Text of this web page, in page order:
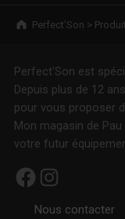
Breadcrumbs navigation
Perfect’Son >
Perfect'Son est
Depuis plus de 12
pour vous proposer
Mon magasin de
votre futur
Facebook Instagram
Nous contacter